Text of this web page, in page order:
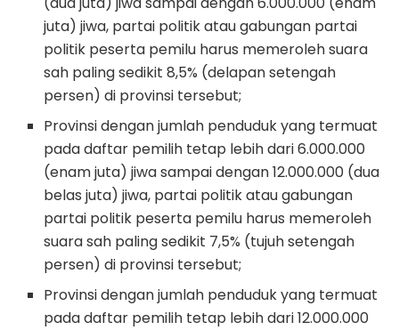
juta) jiwa, partai politik atau gabungan partai
politik peserta pemilu harus memeroleh suara
sah paling sedikit 8,5% (delapan setengah
persen) di provinsi tersebut;
Provinsi dengan jumlah penduduk yang termuat
pada daftar pemilih tetap lebih dari 6.000.000
(enam juta) jiwa sampai dengan 12.000.000 (dua
belas juta) jiwa, partai politik atau gabungan
partai politik peserta pemilu harus memeroleh
suara sah paling sedikit 7,5% (tujuh setengah
persen) di provinsi tersebut;
Provinsi dengan jumlah penduduk yang termuat
pada daftar pemilih tetap lebih dari 12.000.000